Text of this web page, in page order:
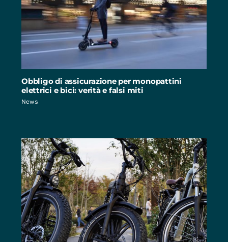
Obbligo di assicurazione per monopattini
elettrici e bici: verità e falsi miti
News